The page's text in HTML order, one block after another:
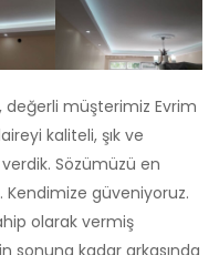
müşterimiz Evrim
kaliteli, şık ve
Sözümüzü en
Kendimize güveniyoruz.
olarak vermiş